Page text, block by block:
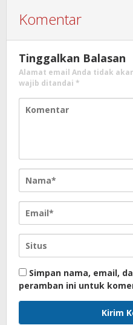
Komentar
Tinggalkan Balasan
Alamat email Anda tidak
wajib ditandai *
Simpan nama, email,
peramban ini untuk